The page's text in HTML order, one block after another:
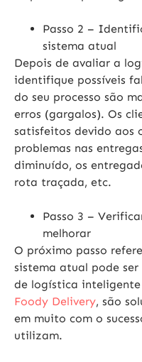
Passo 2 –
sistema atual
Depois de avaliar a
identifique possíveis
do seu processo são
erros (gargalos). Os
satisfeitos devido aos
problemas nas
diminuído, os
rota traçada, etc.
Passo 3 –
melhorar
O próximo passo
sistema atual pode
de logística
Foody Delivery, são
em muito com o
utilizam.